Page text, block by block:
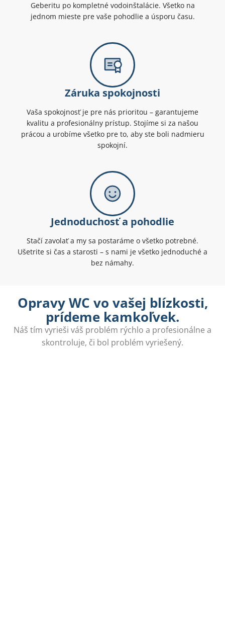
Geberitu po kompletné vodoinštalácie. Všetko na
jednom mieste pre vaše pohodlie a úsporu času.
Záruka spokojnosti
Vaša spokojnosť je pre nás prioritou – garantujeme
kvalitu a profesionálny prístup. Stojíme si za našou
prácou a urobíme všetko pre to, aby ste boli nadmieru
spokojní.
Jednoduchosť a pohodlie
Stačí zavolať a my sa postaráme o všetko potrebné.
Ušetrite si čas a starosti – s nami je všetko jednoduché a
bez námahy.
Opravy WC vo vašej blízkosti,
prídeme kamkoľvek.
Náš tím vyrieši váš problém rýchlo a profesionálne a
skontroluje, či bol problém vyriešený.